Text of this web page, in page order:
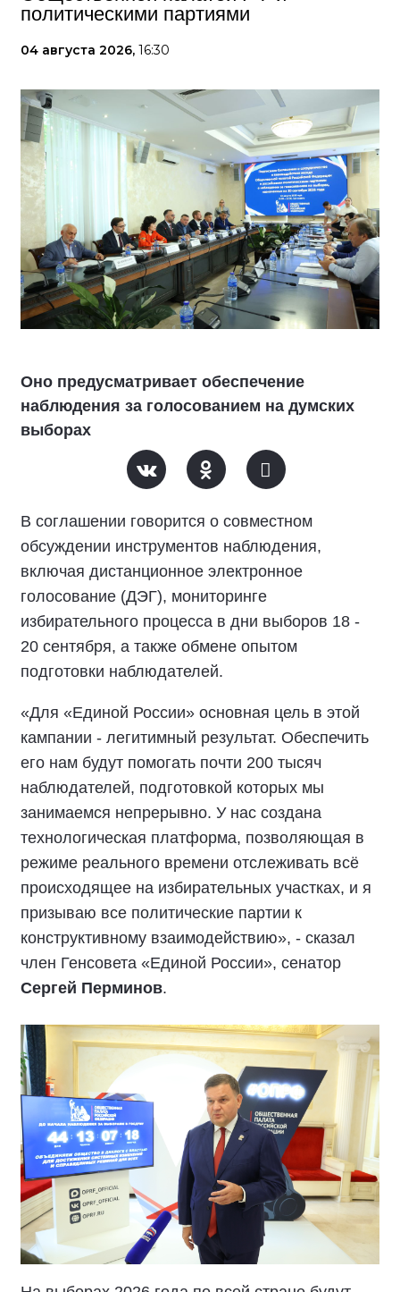
политическими партиями
04 августа 2026, 16:30
Оно предусматривает обеспечение
наблюдения за голосованием на думских
выборах
В соглашении говорится о совместном
обсуждении инструментов наблюдения,
включая дистанционное электронное
голосование (ДЭГ), мониторинге
избирательного процесса в дни выборов 18 -
20 сентября, а также обмене опытом
подготовки наблюдателей.
«Для «Единой России» основная цель в этой
кампании - легитимный результат. Обеспечить
его нам будут помогать почти 200 тысяч
наблюдателей, подготовкой которых мы
занимаемся непрерывно. У нас создана
технологическая платформа, позволяющая в
режиме реального времени отслеживать всё
происходящее на избирательных участках, и я
призываю все политические партии к
конструктивному взаимодействию», - сказал
член Генсовета «Единой России», сенатор
Сергей Перминов.